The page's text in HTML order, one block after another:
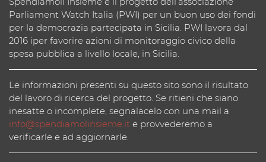
Parliament Watch Italia (PWI) per un buon uso dei fondi
per la democrazia partecipata in Sicilia. PWI lavora dal
2016 iper favorire azioni di monitoraggio civico della
spesa pubblica a livello locale, in Sicilia.
Le informazioni presenti su questo sito sono il risultato
del lavoro di ricerca del progetto. Se ritieni che siano
inesatte o incomplete, segnalacelo con una mail a
info@spendiamolinsieme.it e provvederemo a
verificarle e ad aggiornarle.